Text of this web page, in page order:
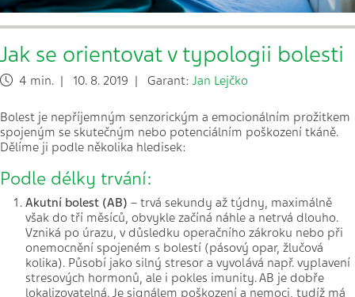
Jak se orientovat v typologii bolesti
4 min. | 10. 8. 2019 | Garant: Jan Lejčko
Bolest je nepříjemným senzorickým a emocionálním prožitkem
spojeným se skutečným nebo potenciálním poškození tkáně.
Dělíme ji podle několika hledisek:
Podle délky trvání:
Akutní bolest (AB) – trvá sekundy až týdny, maximálně
však do tří měsíců, obvykle začíná náhle a netrvá dlouho.
Vzniká po úrazu, v důsledku operačního zákroku nebo při
onemocnění spojeném s bolestí (pásový opar, žlučová
kolika). Působí jako silný stresor a vyvolává např. vyplavení
stresových hormonů, ale i pokles imunity. AB je dobře
lokalizovatelná. Je signálem poškození a nemoci, tudíž má